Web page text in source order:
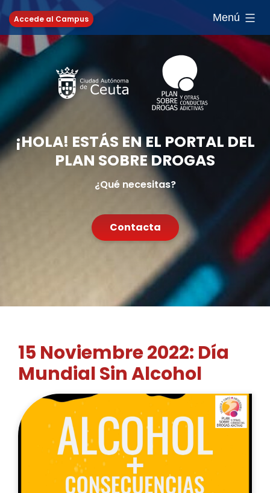
Saltar
contenido
Accede al Campus Menú
¡HOLA! ESTÁS EN EL PORTAL DEL
PLAN SOBRE DROGAS
¿Qué necesitas?
Contacta
15 Noviembre 2022: Día
Mundial Sin Alcohol